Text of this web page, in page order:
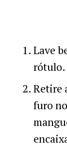
Lave
rótulo.
Retire
furo